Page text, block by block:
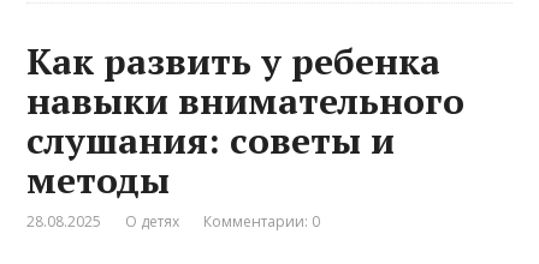
Как развить у ребенка
навыки внимательного
слушания: советы и
методы
28.08.2025 О детях Комментарии: 0